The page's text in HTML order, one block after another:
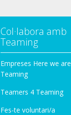
Col·labora amb
Teaming
Empreses Here we are
Teaming
Teamers 4 Teaming
Fes-te voluntari/a